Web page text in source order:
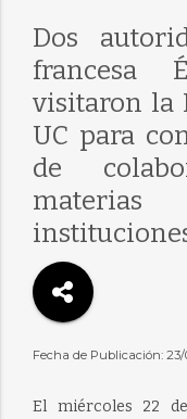
Dos
francesa
visitaron la
UC para
de
Fecha de Publicación: 23/
El miércoles 22